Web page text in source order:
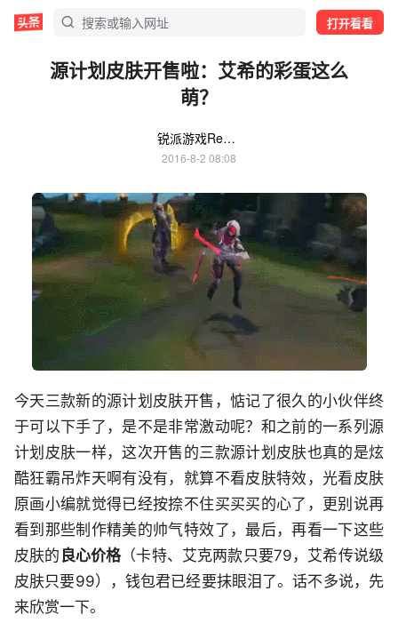
打开看看
源计划皮肤开售啦：艾希的彩蛋这么
萌？
锐派游戏Replays
2016-8-2 08:08
今天三款新的源计划皮肤开售，惦记了很久的小伙伴终
于可以下手了，是不是非常激动呢？和之前的一系列源
计划皮肤一样，这次开售的三款源计划皮肤也真的是炫
酷狂霸吊炸天啊有没有，就算不看皮肤特效，光看皮肤
原画小编就觉得已经按捺不住买买买的心了，更别说再
看到那些制作精美的帅气特效了，最后，再看一下这些
皮肤的 良心价格（卡特、艾克两款只要79，艾希传说级
皮肤只要99），钱包君已经要抹眼泪了。话不多说，先
来欣赏一下。